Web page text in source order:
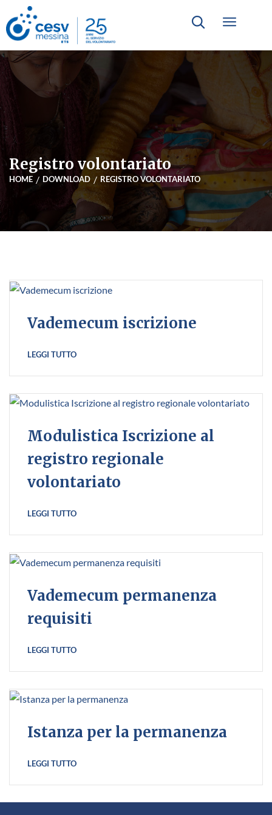
Registro volontariato
HOME DOWNLOAD REGISTRO VOLONTARIATO
Vademecum iscrizione
LEGGI TUTTO
Modulistica Iscrizione al
registro regionale
volontariato
LEGGI TUTTO
Vademecum permanenza
requisiti
LEGGI TUTTO
Istanza per la permanenza
LEGGI TUTTO